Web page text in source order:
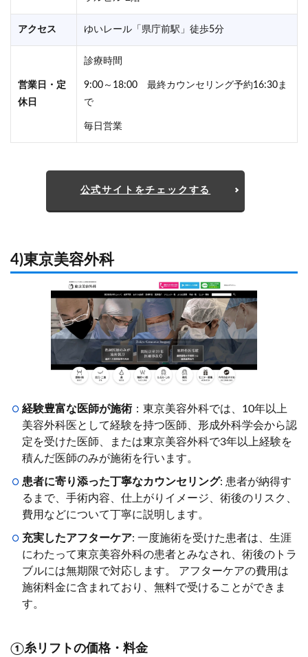
アクセス ゆいレール「県庁前駅」徒歩5分
営業日・定
休日
診療時間
9:00～18:00 最終カウンセリング予約16:30ま
で
毎日営業
公式サイトをチェックする
4)東京美容外科
経験豊富な医師が施術 ：東京美容外科では、10年以上
美容外科医として経験を持つ医師、形成外科学会から認
定を受けた医師、または東京美容外科で3年以上経験を
積んだ医師のみが施術を行います。
患者に寄り添った丁寧なカウンセリング: 患者が納得す
るまで、手術内容、仕上がりイメージ、術後のリスク、
費用などについて丁寧に説明します。
充実したアフターケア: 一度施術を受けた患者は、生涯
にわたって東京美容外科の患者とみなされ、術後のトラ
ブルには無期限で対応します。 アフターケアの費用は
施術料金に含まれており、無料で受けることができま
す。
①糸リフトの価格・料金